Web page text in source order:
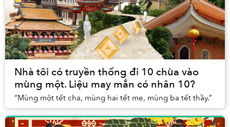
Nhà tôi có truyền thống đi 10 chùa vào
mùng một. Liệu may mắn có nhân 10?
“Mùng một tết cha, mùng hai tết mẹ, mùng ba tết thầy.”